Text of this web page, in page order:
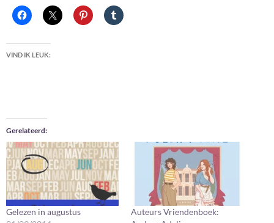
VIND IK LEUK:
Gerelateerd
Gelezen in augustus
Auteurs Vriendenboek: